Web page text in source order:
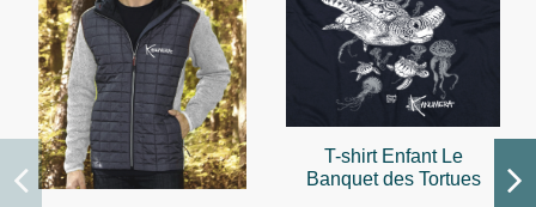
T-shirt Enfant Le
Banquet des Tortues